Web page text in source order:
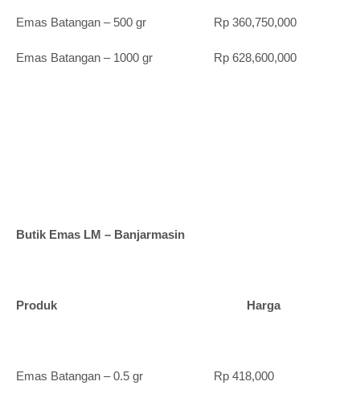
Emas Batangan – 500 gr Rp 360,750,000
Emas Batangan – 1000 gr Rp 628,600,000
Butik Emas LM – Banjarmasin
Produk Harga
Emas Batangan – 0.5 gr Rp 418,000